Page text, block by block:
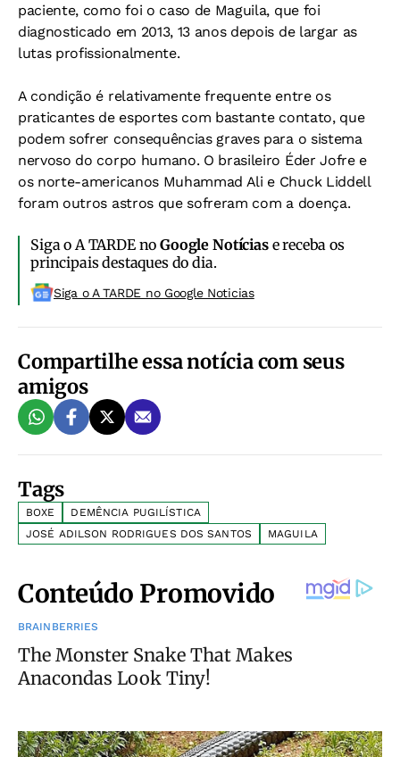
paciente, como foi o caso de Maguila, que foi
diagnosticado em 2013, 13 anos depois de largar as
lutas profissionalmente.
A condição é relativamente frequente entre os
praticantes de esportes com bastante contato, que
podem sofrer consequências graves para o sistema
nervoso do corpo humano. O brasileiro Éder Jofre e
os norte-americanos Muhammad Ali e Chuck Liddell
foram outros astros que sofreram com a doença.
Siga o A TARDE noGoogle Notíciase receba os
principais destaques do dia.
Siga o A TARDE no Google Noticias
Compartilhe essa notícia com seus
amigos
Tags
BOXE
DEMÊNCIA PUGILÍSTICA
JOSÉ ADILSON RODRIGUES DOS SANTOS
MAGUILA